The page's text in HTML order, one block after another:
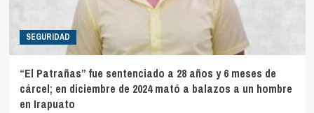
SEGURIDAD
“El Patrañas” fue sentenciado a 28 años y 6 meses de
cárcel; en diciembre de 2024 mató a balazos a un hombre
en Irapuato